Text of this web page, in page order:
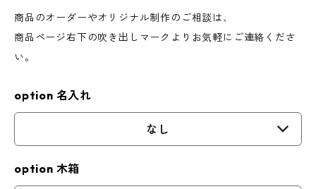
商品のオーダーやオリジナル制作のご相談は、
商品ページ右下の吹き出しマークよりお気軽にご連絡くださ
い。
option 名入れ
なし
option 木箱